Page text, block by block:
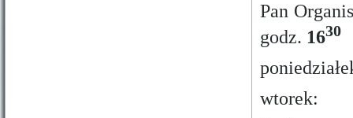
Pan
godz. 1630